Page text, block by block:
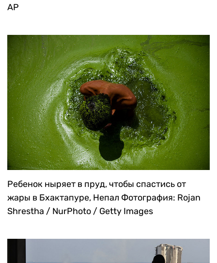
AP
Ребенок ныряет в пруд, чтобы спастись от
жары в Бхактапуре, Непал Фотография: Rojan
Shrestha / NurPhoto / Getty Images